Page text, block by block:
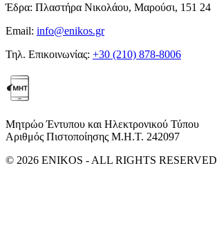
Έδρα: Πλαστήρα Νικολάου, Μαρούσι, 151 24
Email: info@enikos.gr
Τηλ. Επικοινωνίας: +30 (210) 878-8006
Μητρώο Έντυπου και Ηλεκτρονικού Τύπου
Αριθμός Πιστοποίησης Μ.Η.Τ. 242097
© 2026 ENIKOS - ALL RIGHTS RESERVED